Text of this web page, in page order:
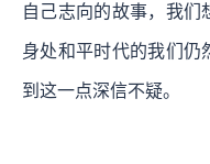
自己志向的故事，我们
身处和平时代的我们仍
到这一点深信不疑。